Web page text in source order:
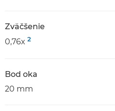
Zväčšenie
0,76x 2
Bod oka
20 mm